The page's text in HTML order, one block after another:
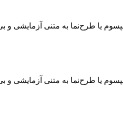
یا طرح‌نما به متنی
یا طرح‌نما به متنی